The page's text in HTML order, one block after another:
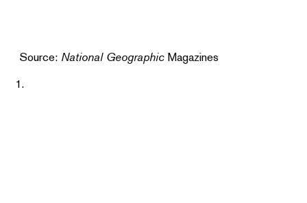
Source: National Geographic Magazines